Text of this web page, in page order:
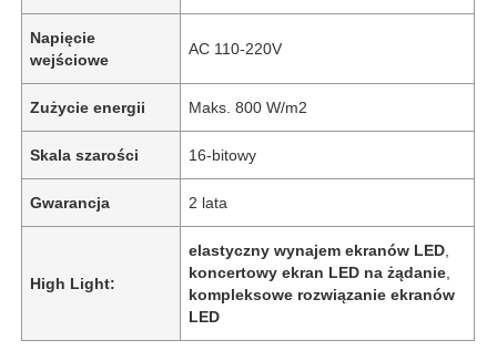
Napięcie
wejściowe
AC 110-220V
Zużycie energii Maks. 800 W/m2
Skala szarości 16-bitowy
Gwarancja 2 lata
High Light:
elastyczny wynajem ekranów LED
koncertowy ekran LED na żądanie
kompleksowe rozwiązanie ekranów
LED